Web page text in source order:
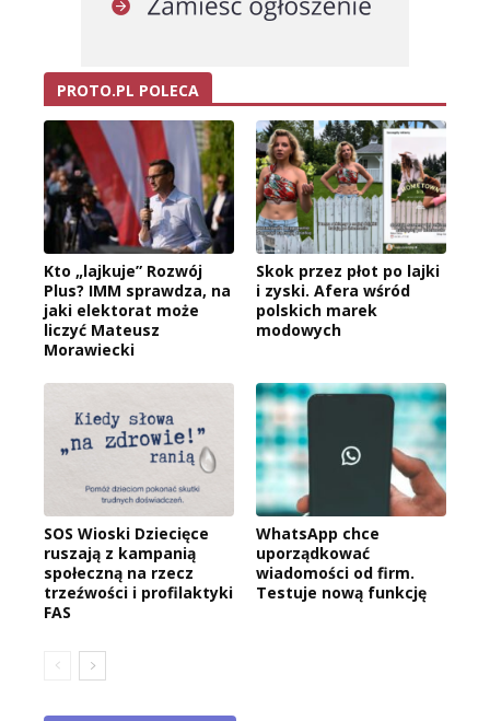
PROTO.PL POLECA
Kto „lajkuje” Rozwój
Plus? IMM sprawdza, na
jaki elektorat może
liczyć Mateusz
Morawiecki
Skok przez płot po lajki
i zyski. Afera wśród
polskich marek
modowych
SOS Wioski Dziecięce
ruszają z kampanią
społeczną na rzecz
trzeźwości i profilaktyki
FAS
WhatsApp chce
uporządkować
wiadomości od firm.
Testuje nową funkcję